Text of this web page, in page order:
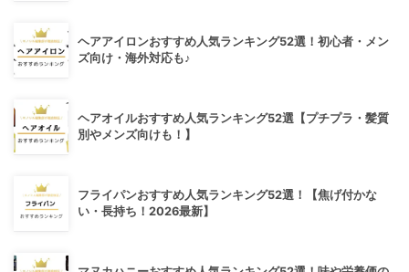
ヘアアイロンおすすめ人気ランキング52選！初心者・メン
ズ向け・海外対応も♪
ヘアオイルおすすめ人気ランキング52選【プチプラ・髪質
別やメンズ向けも！】
フライパンおすすめ人気ランキング52選！【焦げ付かな
い・長持ち！2026最新】